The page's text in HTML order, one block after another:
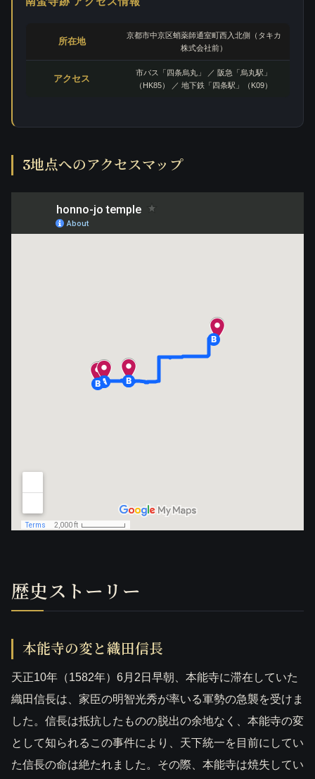
所在地
京都市中京区蛸薬師通室町西入北側（タキカ
株式会社前）
アクセス
市バス「四条烏丸」 ／ 阪急「烏丸駅」
（HK85） ／ 地下鉄「四条駅」（K09）
3地点へのアクセスマップ
歴史ストーリー
本能寺の変と織田信長
天正10年（1582年）6月2日早朝、本能寺に滞在していた
織田信長は、家臣の明智光秀が率いる軍勢の急襲を受けま
した。信長は抵抗したものの脱出の余地なく、本能寺の変
として知られるこの事件により、天下統一を目前にしてい
た信長の命は絶たれました。その際、本能寺は焼失してい